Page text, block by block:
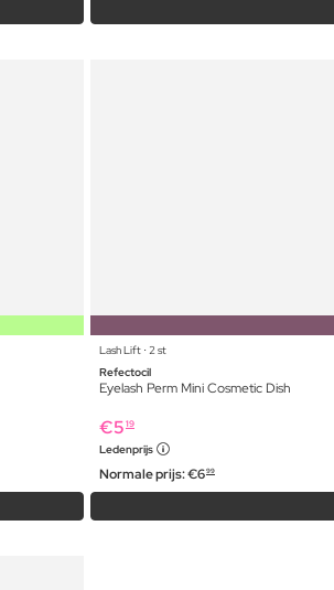
Lash Lift ⋅ 2 st
Refectocil
Eyelash Perm Mini Cosmetic Dish
€5 19
Ledenprijs
Normale prijs:€699